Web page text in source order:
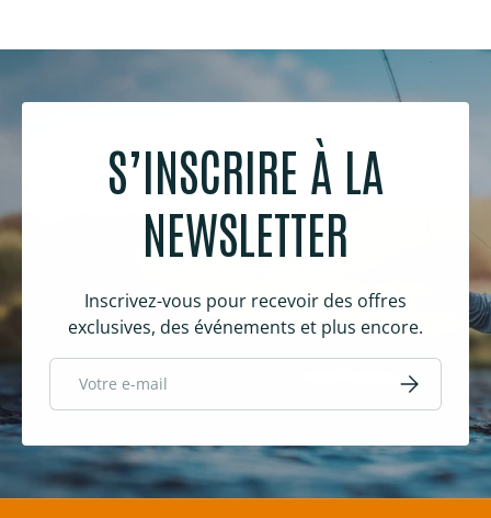
S’INSCRIRE À LA
NEWSLETTER
Inscrivez-vous pour recevoir des offres
exclusives, des événements et plus encore.
S’inscrire